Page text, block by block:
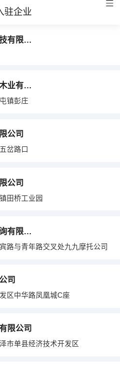
驻企业
合肥华筑同辉科技有限公司
山东省东明三信木业有限公司
镇彭庄
公司
岔路口
公司
田桥工业园
菏泽九九投资咨询有限责任公司
路与青年路交叉处九九摩托公司
司
区中华路凤凰城C座
限公司
市单县经济技术开发区